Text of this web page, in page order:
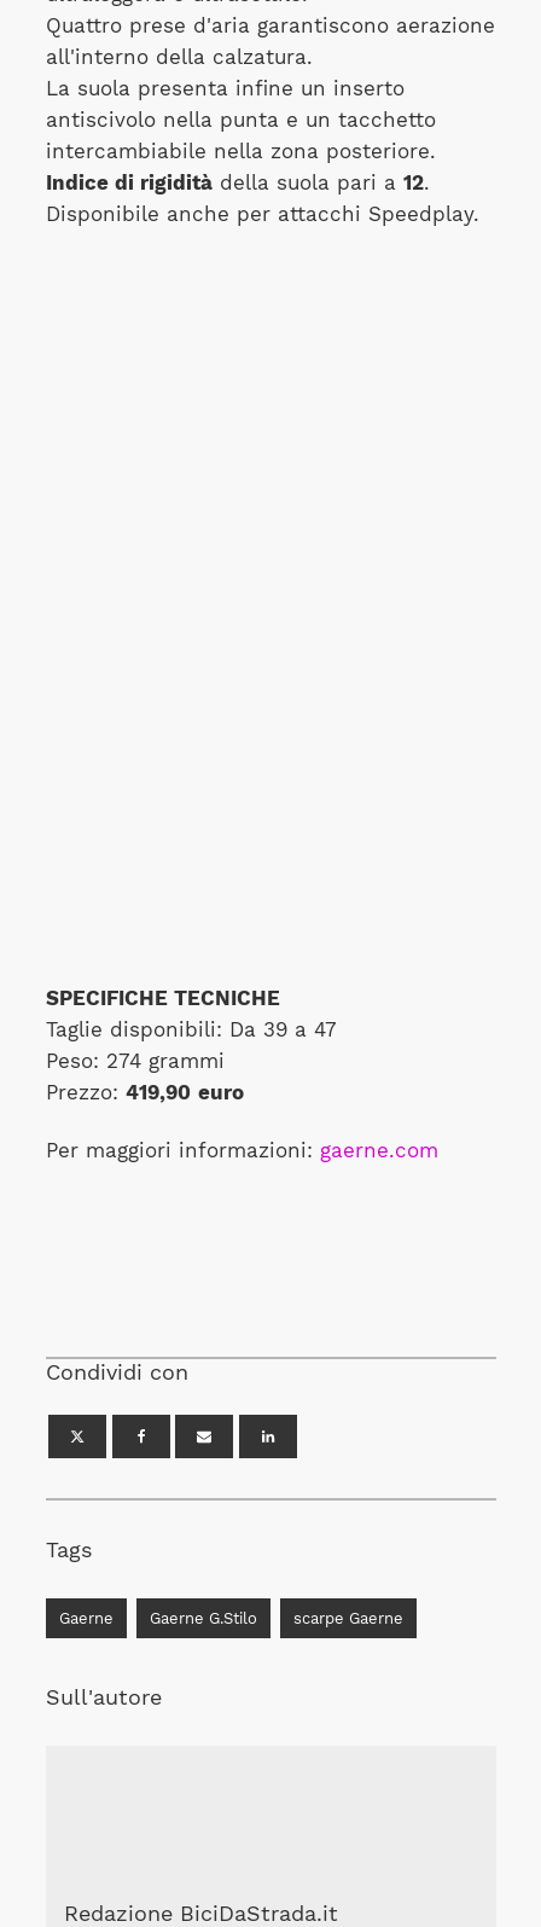
Quattro prese d'aria garantiscono aerazione
all'interno della calzatura.
La suola presenta infine un inserto
antiscivolo nella punta e un tacchetto
intercambiabile nella zona posteriore.
Indice di rigiditàdella suola pari a 12.
Disponibile anche per attacchi Speedplay.
SPECIFICHE TECNICHE
Taglie disponibili: Da 39 a 47
Peso: 274 grammi
Prezzo: 419,90 euro
Per maggiori informazioni: gaerne.com
Condividi con
Tags
Gaerne Gaerne G.Stilo scarpe Gaerne
Sull'autore
Redazione BiciDaStrada.it